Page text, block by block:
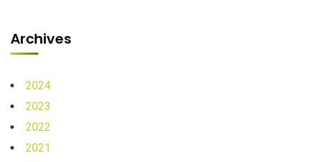
Archives
2024
2023
2022
2021